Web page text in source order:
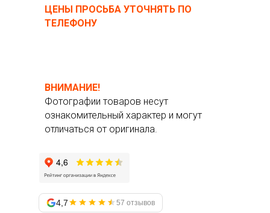
ЦЕНЫ ПРОСЬБА УТОЧНЯТЬ ПО
ТЕЛЕФОНУ
ВНИМАНИЕ!
Фотографии товаров несут
ознакомительный характер и могут
отличаться от оригинала.
4,7 57 отзывов